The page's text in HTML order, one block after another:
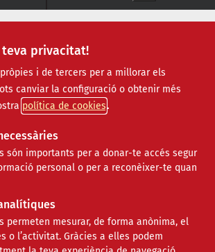
teva privacitat!
i de tercers per a millorar els
canviar la configuració o obtenir més
política de cookies
són importants per a donar-te accés segur
personal o per a reconèixer-te quan
permeten mesurar, de forma anònima, el
o l’activitat. Gràcies a elles podem